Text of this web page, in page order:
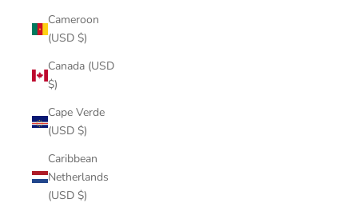
Cameroon
(USD $)
Canada (USD
$)
Cape Verde
(USD $)
Caribbean
Netherlands
(USD $)